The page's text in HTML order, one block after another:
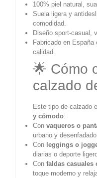
100% piel natural,
Suela ligera y
comodidad.
Diseño sport-casual,
Fabricado en
calidad.
🌟 Cómo
calzado
Este tipo de calzado
y cómodo:
Con vaqueros o
urbano y
Con leggings o
diarias o deporte
Con faldas casuales
toque moderno y